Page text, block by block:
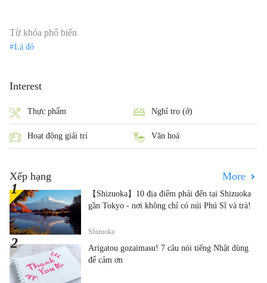
Từ khóa phổ biến
Lá đỏ
Interest
Thực phẩm Nghỉ trọ (ở)
Hoạt động giải trí Văn hoá
Xếp hạng More
【Shizuoka】10 địa điểm phải đến tại Shizuoka
gần Tokyo - nơi không chỉ có núi Phú Sĩ và trà!
Shizuoka
Arigatou gozaimasu! 7 câu nói tiếng Nhật dùng
để cảm ơn